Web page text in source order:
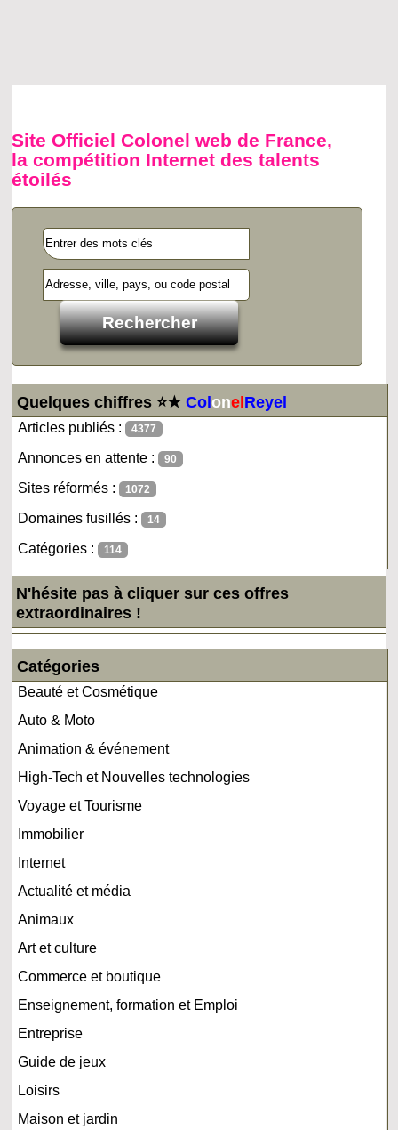
Site Officiel Colonel web de France,
la compétition Internet des talents
étoilés
Quelques chiffres ⭐★ColonelReyel
Articles publiés : 4377
Annonces en attente : 90
Sites réformés : 1072
Domaines fusillés : 14
Catégories : 114
N'hésite pas à cliquer sur ces offres
extraordinaires !
Catégories
Beauté et Cosmétique
Auto & Moto
Animation & événement
High-Tech et Nouvelles technologies
Voyage et Tourisme
Immobilier
Internet
Actualité et média
Animaux
Art et culture
Commerce et boutique
Enseignement, formation et Emploi
Entreprise
Guide de jeux
Loisirs
Maison et jardin